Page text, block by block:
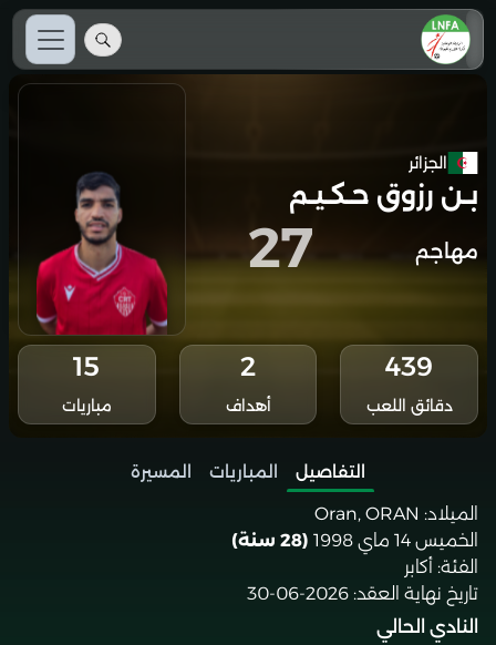
الجزائر
بـن رزوق حـكـيـم
مهاجم 27
439
دقائق اللعب
2
أهداف
15
مباريات
التفاصيل المباريات
المسيرة
الميلاد: Oran, ORAN
الخميس 14 ماي 1998
(28 سنة)
الفئة: أكابر
تاريخ نهاية العقد: 2026-06-30
النادي الحالي